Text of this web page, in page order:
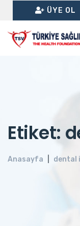
ÜYE OL
Etiket:
Anasayfa dental